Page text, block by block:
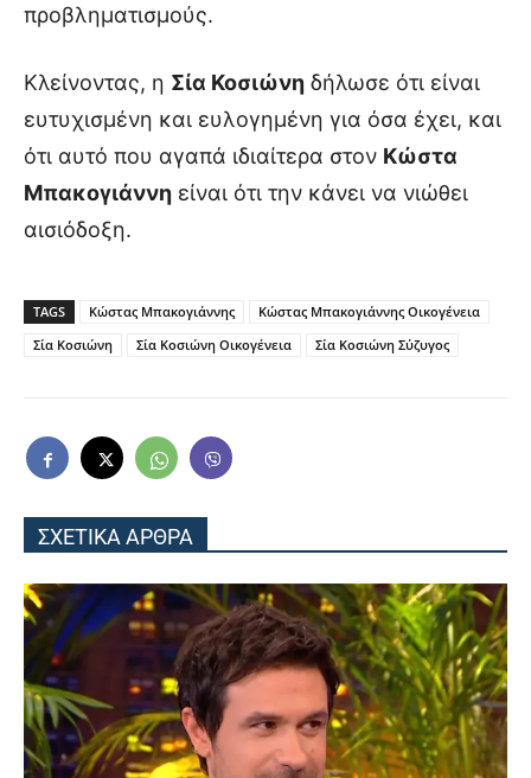
προβληματισμούς.
Κλείνοντας, η Σία Κοσιώνη δήλωσε ότι είναι
ευτυχισμένη και ευλογημένη για όσα έχει, και
ότι αυτό που αγαπά ιδιαίτερα στον Κώστα
Μπακογιάννη είναι ότι την κάνει να νιώθει
αισιόδοξη.
TAGS Κώστας Μπακογιάννης
Κώστας Μπακογιάννης Οικογένεια
Σία Κοσιώνη
Σία Κοσιώνη Οικογένεια Σία Κοσιώνη Σύζυγος
ΣΧΕΤΙΚΑ ΑΡΘΡΑ